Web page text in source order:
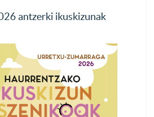
antzerki ikuskizunak